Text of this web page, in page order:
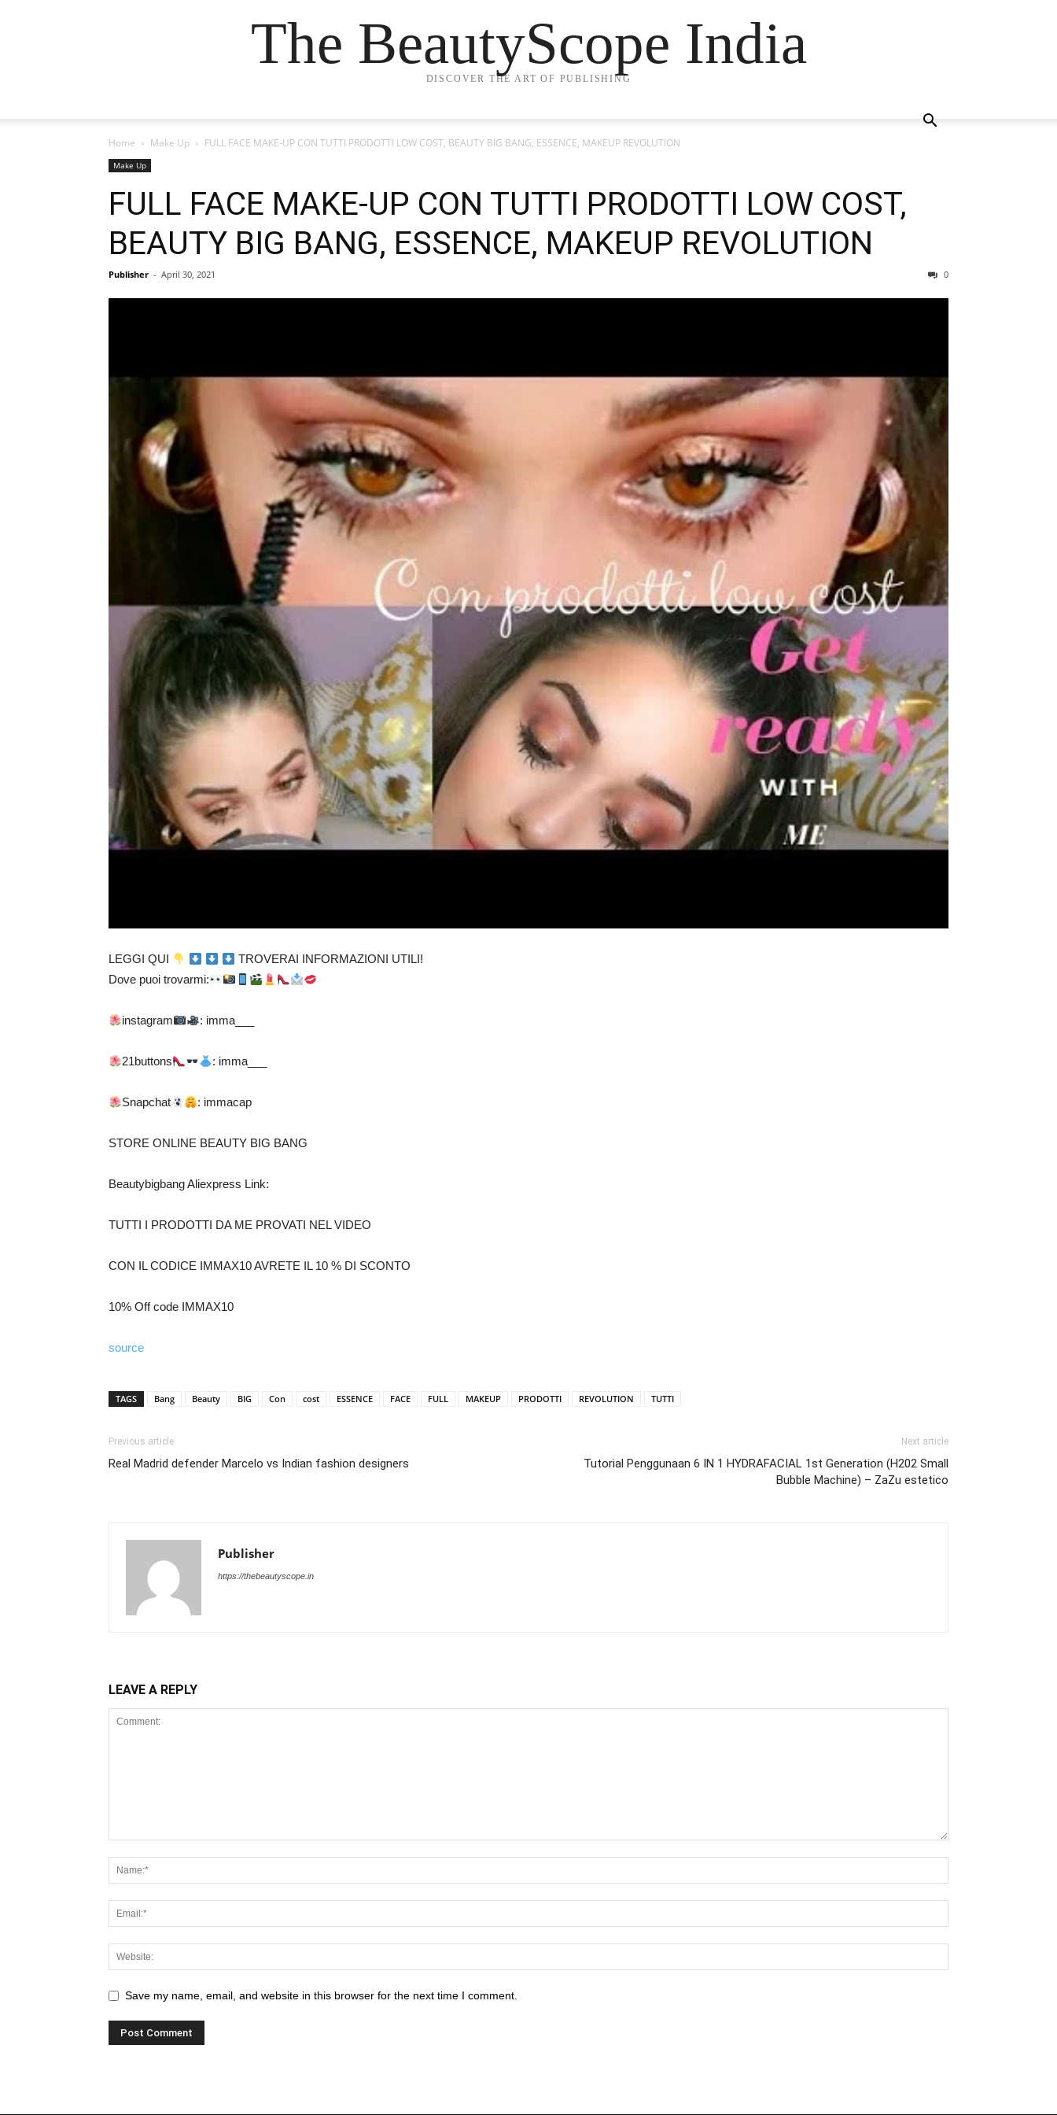
The BeautyScope India
DISCOVER THE ART OF PUBLISHING
Home Make Up FULL FACE MAKE-UP CON TUTTI PRODOTTI LOW COST, BEAUTY BIG BANG, ESSENCE, MAKEUP REVOLUTION
Make Up
FULL FACE MAKE-UP CON TUTTI PRODOTTI LOW COST,
BEAUTY BIG BANG, ESSENCE, MAKEUP REVOLUTION
Publisher - April 30, 2021 0
LEGGI QUI
TROVERAI INFORMAZIONI UTILI!
Dove puoi trovarmi:
instagram : imma___
21buttons : imma___
Snapchat : immacap
STORE ONLINE BEAUTY BIG BANG
Beautybigbang Aliexpress Link:
TUTTI I PRODOTTI DA ME PROVATI NEL VIDEO
CON IL CODICE IMMAX10 AVRETE IL 10 % DI SCONTO
10% Off code IMMAX10
source
TAGS Bang Beauty BIG Con cost ESSENCE FACE FULL MAKEUP PRODOTTI REVOLUTION TUTTI
Previous article
Real Madrid defender Marcelo vs Indian fashion designers
Next article
Tutorial Penggunaan 6 IN 1 HYDRAFACIAL 1st Generation (H202 Small
Bubble Machine) – ZaZu estetico
Publisher
https://thebeautyscope.in
LEAVE A REPLY
Save my name, email, and website in this browser for the next time I comment.